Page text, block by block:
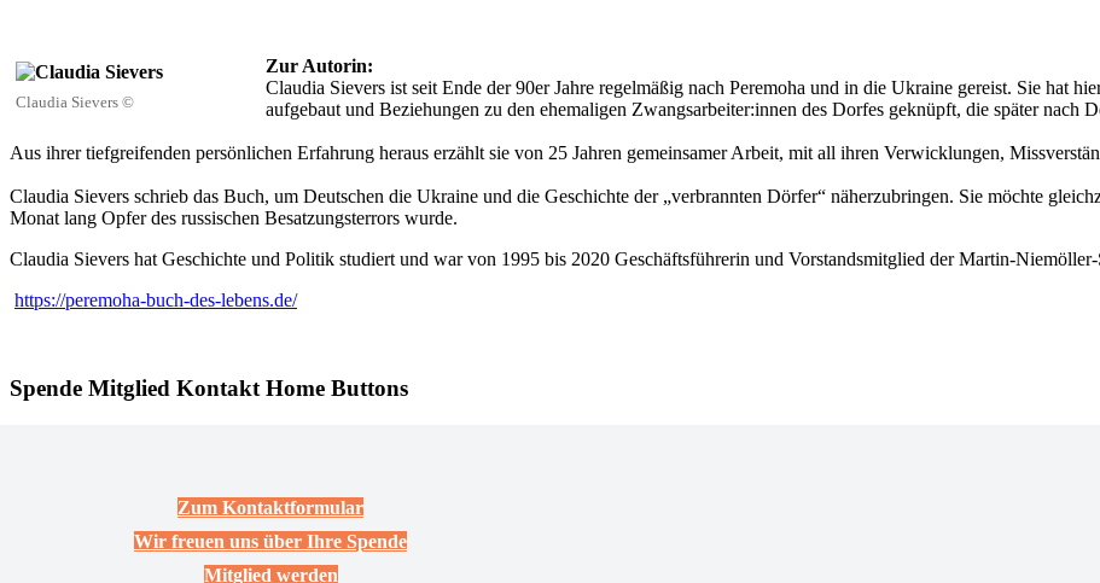
Claudia Sievers ©
Zur Autorin:
Claudia Sievers ist seit Ende der 90er Jahre regelmäßig nach Peremoha und in die Ukraine gereist. Sie hat
aufgebaut und Beziehungen zu den ehemaligen Zwangsarbeiter:innen des Dorfes geknüpft, die später nach
Aus ihrer tiefgreifenden persönlichen Erfahrung heraus erzählt sie von 25 Jahren gemeinsamer Arbeit, mit all ihren Verwicklungen,
Claudia Sievers schrieb das Buch, um Deutschen die Ukraine und die Geschichte der „verbrannten Dörfer“ näherzubringen. Sie möchte
Monat lang Opfer des russischen Besatzungsterrors wurde.
Claudia Sievers hat Geschichte und Politik studiert und war von 1995 bis 2020 Geschäftsführerin und Vorstandsmitglied der Martin-
https://peremoha-buch-des-lebens.de/
Spende Mitglied Kontakt Home Buttons
Zum Kontaktformular
Wir freuen uns über Ihre Spende
Mitglied werden